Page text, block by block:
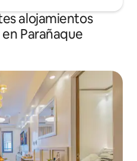
alojamientos
Parañaque